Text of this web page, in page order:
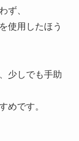
ず、
使用したほう
少しでも手助
めです。